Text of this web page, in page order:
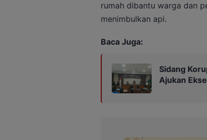
rumah dibantu warga dan
menimbulkan api.
Baca Juga:
Sidang
Ajukan